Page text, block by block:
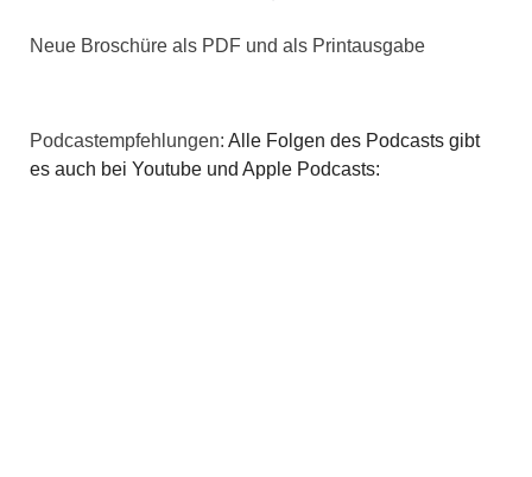
i
a
Neue Broschüre als PDF und als Printausgabe
Podcastempfehlungen: Alle Folgen des Podcasts gibt
es auch bei Youtube und Apple Podcasts: